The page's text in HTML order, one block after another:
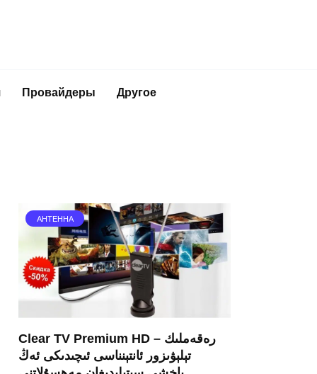
Провайдеры Другое
АНТЕННА
Clear TV Premium HD – رەقەملىك
تېلېۋىزور ئانتېنناسى ئىچىدىكى ئەڭ